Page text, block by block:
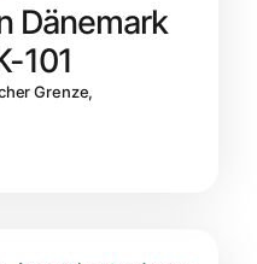
Dänemark
101
Grenze,